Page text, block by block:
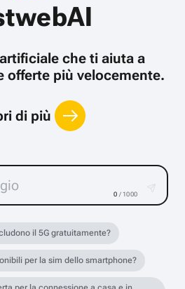
che ti aiuta a
offerte più velocemente.
di più
0 / 1000
il 5G gratuitamente?
per la sim dello smartphone?